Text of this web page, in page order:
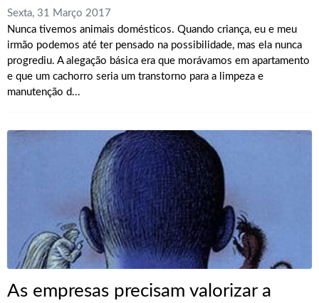
Sexta, 31 Março 2017
Nunca tivemos animais domésticos. Quando criança, eu e meu
irmão podemos até ter pensado na possibilidade, mas ela nunca
progrediu. A alegação básica era que morávamos em apartamento
e que um cachorro seria um transtorno para a limpeza e
manutenção d...
As empresas precisam valorizar a